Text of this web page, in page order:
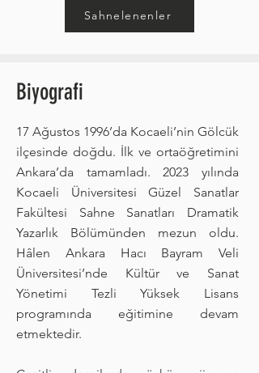
Sahnelenenler
Biyografi
17 Ağustos 1996’da Kocaeli’nin Gölcük
ilçesinde doğdu. İlk ve ortaöğretimini
Ankara’da tamamladı. 2023 yılında
Kocaeli Üniversitesi Güzel Sanatlar
Fakültesi Sahne Sanatları Dramatik
Yazarlık Bölümünden mezun oldu.
Hâlen Ankara Hacı Bayram Veli
Üniversitesi’nde Kültür ve Sanat
Yönetimi Tezli Yüksek Lisans
programında eğitimine devam
etmektedir.